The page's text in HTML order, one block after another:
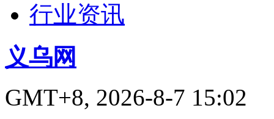
行业资讯
义乌网
GMT+8, 2026-8-7 15:02